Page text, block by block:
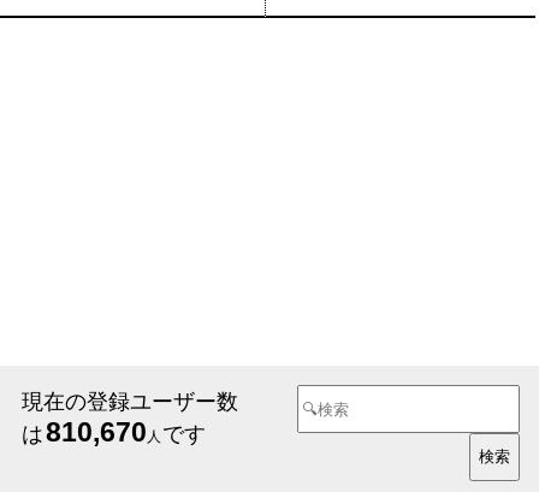
現在の登録ユーザー数
は810,670 人 です